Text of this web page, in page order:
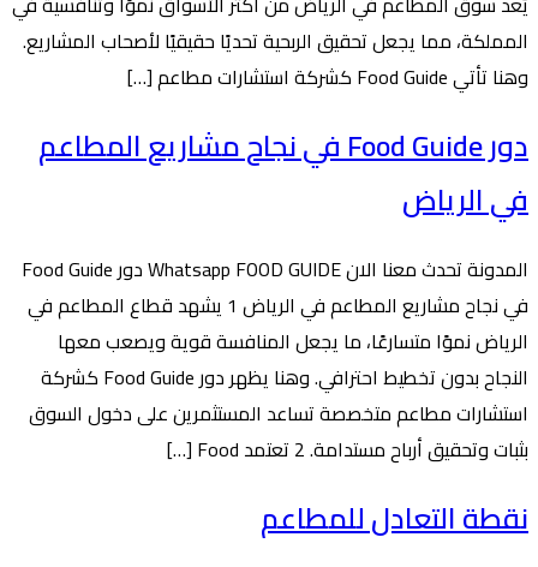
المملكة، مما يجعل تحقيق الربحية تحديًا حقيقيًا لأصحاب المشاريع.
وهنا تأتي Food Guide كشركة استشارات مطاعم […]
دور Food Guide في نجاح مشاريع المطاعم
في الرياض
المدونة تحدث معنا الان Whatsapp FOOD GUIDE دور Food Guide
في نجاح مشاريع المطاعم في الرياض 1 يشهد قطاع المطاعم في
الرياض نموًا متسارعًا، ما يجعل المنافسة قوية ويصعب معها
النجاح بدون تخطيط احترافي. وهنا يظهر دور Food Guide كشركة
استشارات مطاعم متخصصة تساعد المستثمرين على دخول السوق
بثبات وتحقيق أرباح مستدامة. 2 تعتمد Food […]
نقطة التعادل للمطاعم